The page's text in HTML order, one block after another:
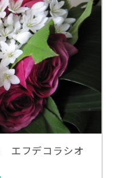
エフデコラシオ